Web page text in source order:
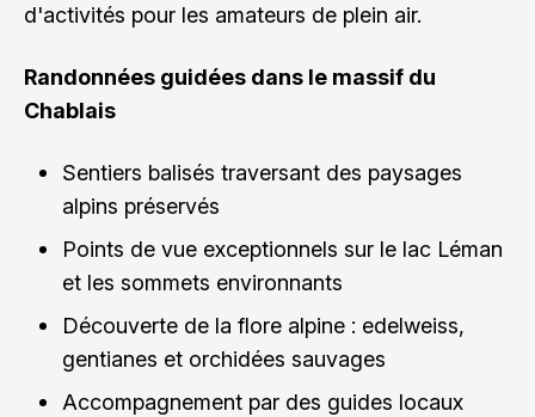
d'activités pour les amateurs de plein air.
Randonnées guidées dans le massif du
Chablais
Sentiers balisés traversant des paysages
alpins préservés
Points de vue exceptionnels sur le lac Léman
et les sommets environnants
Découverte de la flore alpine : edelweiss,
gentianes et orchidées sauvages
Accompagnement par des guides locaux